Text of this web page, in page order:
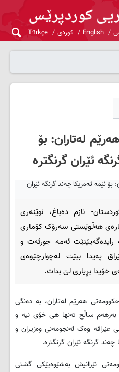
English کوردی Türkçe
لەتاران: بۆ
ئێران گرنگترە
نازم دەباغ، نوێنەری
هەڵوێستی سەرۆک كۆماری
رایدەگەیێنێت ئه‌مه‌ جورئه‌ت و
په‌یدا ببێت له‌چوارچێوه‌ی
خۆیدا بڕیاری لێ بدات.
هەرێم لەتاران، بە دەنگی
بەرهەم ساڵح تەنها هی خۆی نیە ‌و
عێراقە وەک ئەنجومەنی وەزیران ‌و
چەند گرنگه‌ ئێران گرنگترە.
ئێرانیش به‌شێوه‌یێكی گشتی